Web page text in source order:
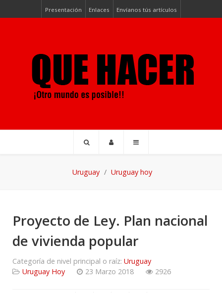
Presentación Enlaces Envíanos tús artículos
Uruguay Uruguay hoy
Proyecto de Ley. Plan nacional
de vivienda popular
Categoría de nivel principal o raíz: Uruguay
Uruguay Hoy
23 Marzo 2018 2926